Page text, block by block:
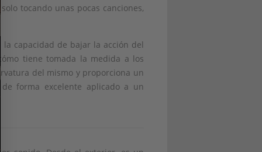
tocando unas pocas canciones,
capacidad de bajar la acción del
tiene tomada la medida a los
del mismo y proporciona un
forma excelente aplicado a un